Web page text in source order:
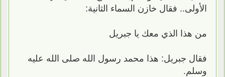
الأولى.. فقال خازن السماء الثانية:
من هذا الذي معك يا جبريل
فقال جبريل: هذا محمد رسول الله صلى الله عليه
وسلم.